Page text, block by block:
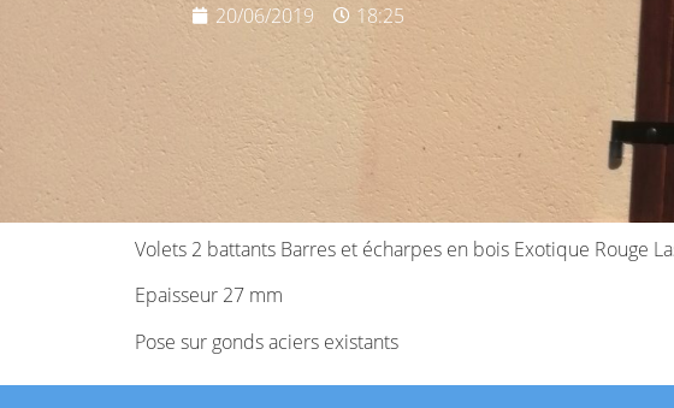
20/06/2019 18:25
Volets 2 battants Barres et écharpes en bois Exotique Rouge
Epaisseur 27 mm
Pose sur gonds aciers existants